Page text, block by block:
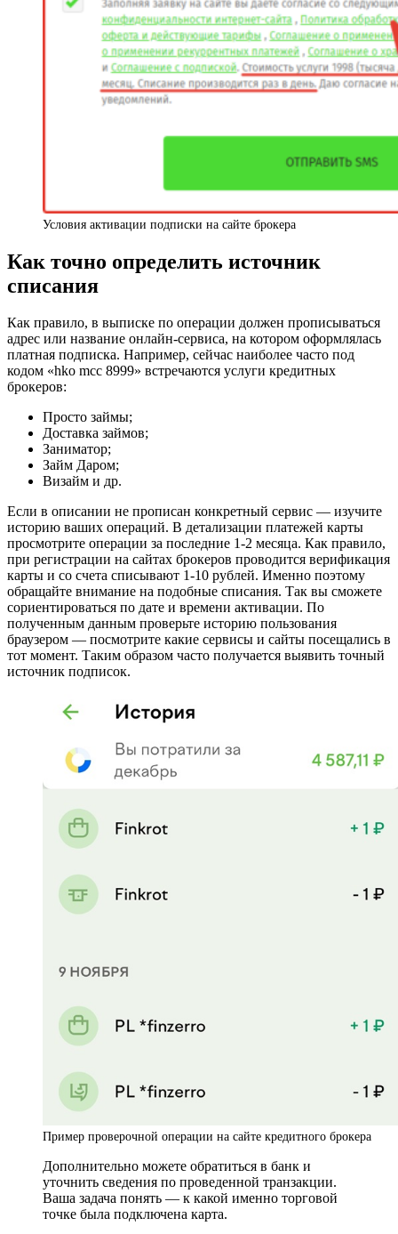
Условия активации подписки на сайте брокера
Как точно определить источник
списания
Как правило, в выписке по операции должен прописываться
адрес или название онлайн-сервиса, на котором оформлялась
платная подписка. Например, сейчас наиболее часто под
кодом «hko mcc 8999» встречаются услуги кредитных
брокеров:
Просто займы;
Доставка займов;
Заниматор;
Займ Даром;
Визайм и др.
Если в описании не прописан конкретный сервис — изучите
историю ваших операций. В детализации платежей карты
просмотрите операции за последние 1-2 месяца. Как правило,
при регистрации на сайтах брокеров проводится верификация
карты и со счета списывают 1-10 рублей. Именно поэтому
обращайте внимание на подобные списания. Так вы сможете
сориентироваться по дате и времени активации. По
полученным данным проверьте историю пользования
браузером — посмотрите какие сервисы и сайты посещались в
тот момент. Таким образом часто получается выявить точный
источник подписок.
Пример проверочной операции на сайте кредитного брокера
Дополнительно можете обратиться в банк и
уточнить сведения по проведенной транзакции.
Ваша задача понять — к какой именно торговой
точке была подключена карта.